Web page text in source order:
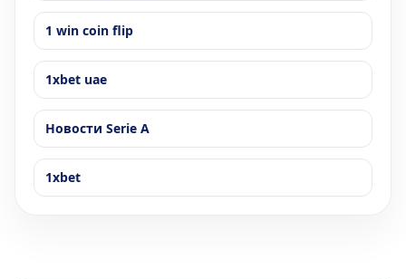
1 win coin flip
1xbet uae
Новости Serie A
1xbet